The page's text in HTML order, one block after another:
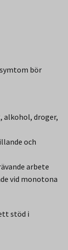
bör
alkohol, droger,
och
arbete
vid monotona
stöd i